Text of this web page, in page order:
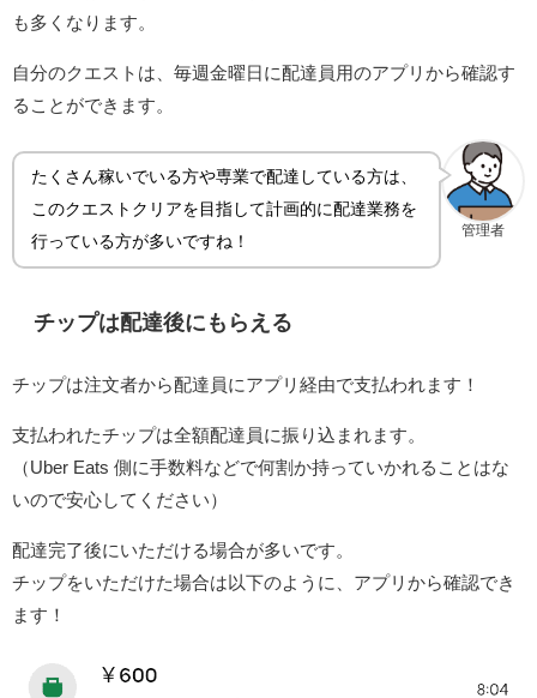
も多くなります。
自分のクエストは、毎週金曜日に配達員用のアプリから確認す
ることができます。
管理者
たくさん稼いでいる方や専業で配達している方は、
このクエストクリアを目指して計画的に配達業務を
行っている方が多いですね！
チップは配達後にもらえる
チップは注文者から配達員にアプリ経由で支払われます！
支払われたチップは全額配達員に振り込まれます。
（Uber Eats 側に手数料などで何割か持っていかれることはな
いので安心してください）
配達完了後にいただける場合が多いです。
チップをいただけた場合は以下のように、アプリから確認でき
ます！